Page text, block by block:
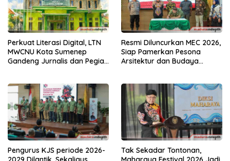
Perkuat Literasi Digital, LTN
MWCNU Kota Sumenep
Gandeng Jurnalis dan Pegiat
Resmi Diluncurkan MEC 2026,
Siap Pamerkan Pesona
Arsitektur dan Budaya
Pengurus KJS periode 2026-
Tak Sekadar Tontonan,